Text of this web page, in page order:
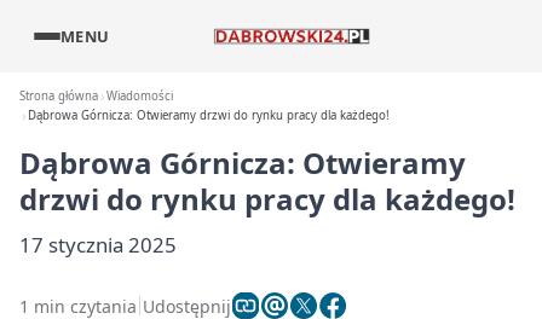
MENU
Strona główna Wiadomości
Dąbrowa Górnicza: Otwieramy drzwi do rynku pracy dla każdego!
Dąbrowa Górnicza: Otwieramy
drzwi do rynku pracy dla każdego!
17 stycznia 2025
1 min czytania Udostępnij